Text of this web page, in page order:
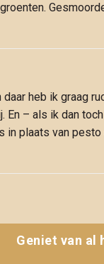
heb ik graag
En – als ik dan
in plaats van pesto
Geniet van al